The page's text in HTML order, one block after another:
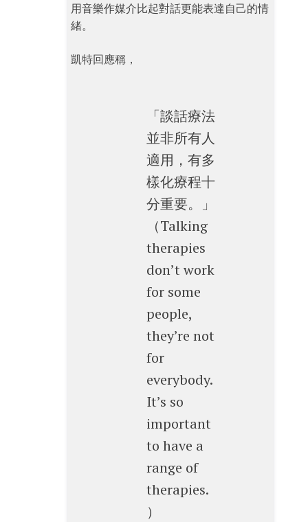
用音樂作媒介比起對話更能表達自己的情
緒。
凱特回應稱，
「談話療法
並非所有人
適用，有多
樣化療程十
分重要。」
（Talking
therapies
don’t work
for some
people,
they’re not
for
everybody.
It’s so
important
to have a
range of
therapies.
）